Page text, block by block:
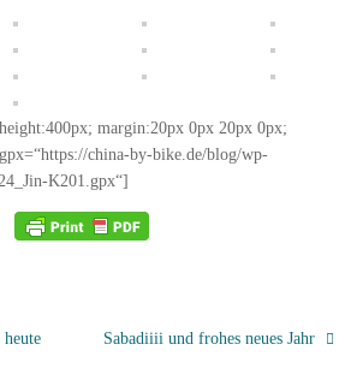
margin:20px 0px 20px 0px;
china-by-bike.de/blog/wp-
K201.gpx“]
Sabadiiii und frohes neues Jahr